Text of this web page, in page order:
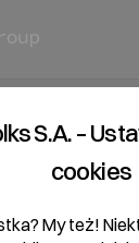
S.A. –
cookies
My też!